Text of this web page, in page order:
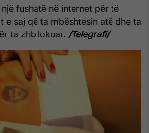
fushatë në internet për të
e saj që ta mbështesin atë dhe ta
ta zhbllokuar. /Telegrafi/